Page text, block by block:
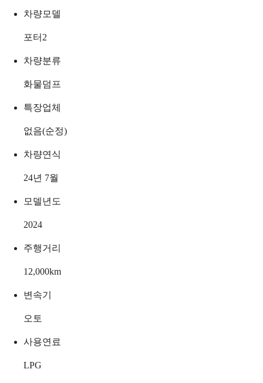
차량모델
포터2
차량분류
화물덤프
특장업체
없음(순정)
차량연식
24년 7월
모델년도
2024
주행거리
12,000km
변속기
오토
사용연료
LPG